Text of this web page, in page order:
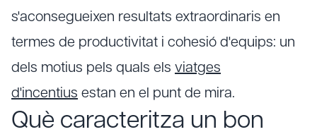
s'aconsegueixen resultats extraordinaris en
termes de productivitat i cohesió d'equips: un
dels motius pels quals els viatges
d'incentius estan en el punt de mira.
Què caracteritza un bon